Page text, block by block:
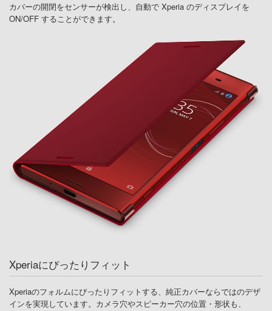
カバーの開閉をセンサーが検出し、自動で Xperia のディスプレイを
ON/OFF することができます。
Xperiaにぴったりフィット
Xperiaのフォルムにぴったりフィットする、純正カバーならではのデザ
インを実現しています。カメラ穴やスピーカー穴の位置・形状も、